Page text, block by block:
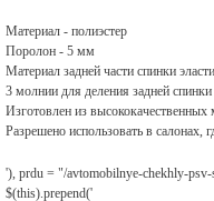
Материал - полиэстер
Поролон - 5 мм
Материал задней части спинки
3 молнии для деления задней спинки
Изготовлен из высококачественных
Разрешено использовать в салонах,
'), prdu = "/avtomobilnye-chekhly-
$(this).prepend('